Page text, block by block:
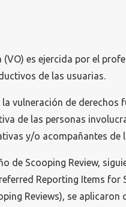
es ejercida por el
de las usuarias.
vulneración de derechos
de las personas
y/o acompañantes de
de Scooping Review,
Reporting Items for
Reviews), se aplicaron